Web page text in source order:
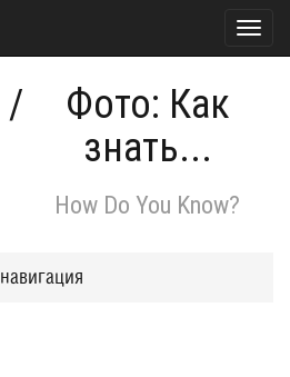
/
Фото: Как
знать...
How Do You Know?
навигация